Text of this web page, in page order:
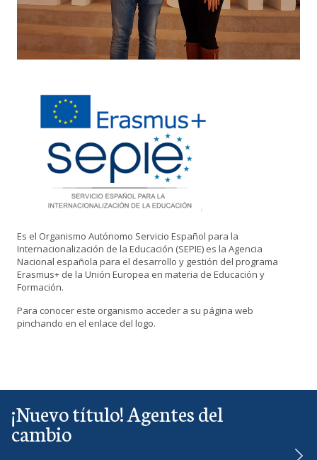
Es el Organismo Autónomo Servicio Español para la
Internacionalización de la Educación (SEPIE) es la Agencia
Nacional española para el desarrollo y gestión del programa
Erasmus+ de la Unión Europea en materia de Educación y
Formación.
Para conocer este organismo acceder a su página web
pinchando en el enlace del logo.
¡Nuevo título! Agentes del
cambio